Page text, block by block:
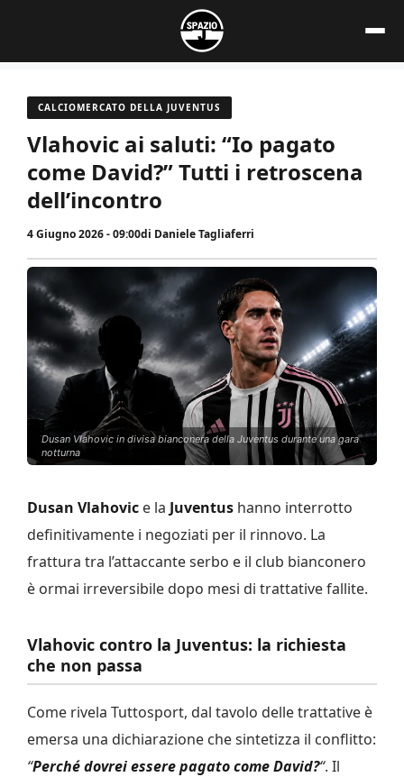
contenuto
CALCIOMERCATO DELLA JUVENTUS
Vlahovic ai saluti: “Io pagato
come David?” Tutti i retroscena
dell’incontro
4 Giugno 2026 - 09:00di Daniele Tagliaferri
Dusan Vlahovic in divisa bianconera della Juventus durante una gara
notturna
Dusan Vlahovic e la Juventus hanno interrotto
definitivamente i negoziati per il rinnovo. La
frattura tra l’attaccante serbo e il club bianconero
è ormai irreversibile dopo mesi di trattative fallite.
Vlahovic contro la Juventus: la richiesta
che non passa
Come rivela Tuttosport, dal tavolo delle trattative è
emersa una dichiarazione che sintetizza il conflitto:
“Perché dovrei essere pagato come David?“. Il